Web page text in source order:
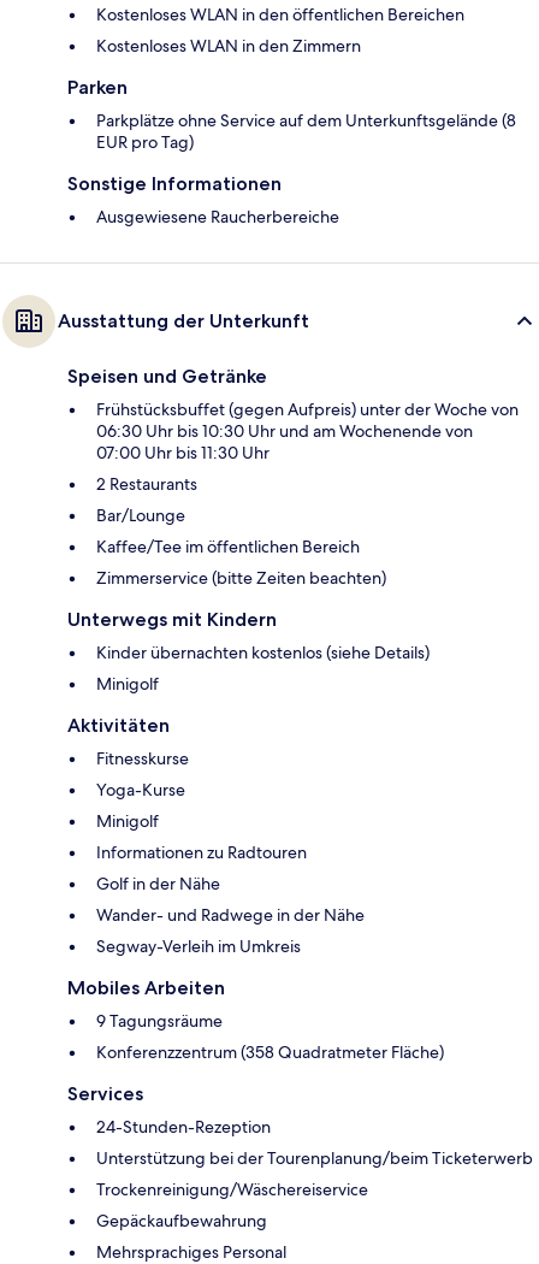
Kostenloses WLAN in den öffentlichen Bereichen
Kostenloses WLAN in den Zimmern
Parken
Parkplätze ohne Service auf dem Unterkunftsgelände (8
EUR pro Tag)
Sonstige Informationen
Ausgewiesene Raucherbereiche
Ausstattung der Unterkunft
Speisen und Getränke
Frühstücksbuffet (gegen Aufpreis) unter der Woche von
06:30 Uhr bis 10:30 Uhr und am Wochenende von
07:00 Uhr bis 11:30 Uhr
2 Restaurants
Bar/Lounge
Kaffee/Tee im öffentlichen Bereich
Zimmerservice (bitte Zeiten beachten)
Unterwegs mit Kindern
Kinder übernachten kostenlos (siehe Details)
Minigolf
Aktivitäten
Fitnesskurse
Yoga-Kurse
Minigolf
Informationen zu Radtouren
Golf in der Nähe
Wander- und Radwege in der Nähe
Segway-Verleih im Umkreis
Mobiles Arbeiten
9 Tagungsräume
Konferenzzentrum (358 Quadratmeter Fläche)
Services
24-Stunden-Rezeption
Unterstützung bei der Tourenplanung/beim Ticketerwerb
Trockenreinigung/Wäschereiservice
Gepäckaufbewahrung
Mehrsprachiges Personal